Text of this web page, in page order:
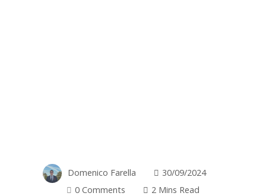
Domenico Farella
30/09/2024
0 Comments
2 Mins Read